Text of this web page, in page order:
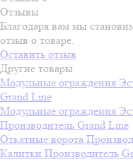
Отзывы
Благодаря вам мы
отзыв о товаре.
Оставить отзыв
Другие товары
Модульные ограждения
Grand Line
Модульные ограждения
Производитель Grand Line
Откатные ворота
Калитки Производитель